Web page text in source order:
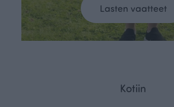
Lasten vaatteet
Kotiin